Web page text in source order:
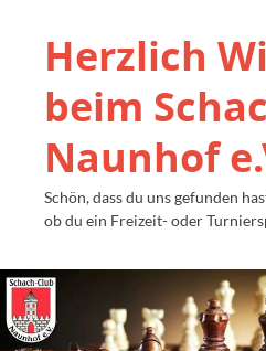
Herzlich
beim
Naunhof
Schön, dass du uns gefunden
ob du ein Freizeit- oder